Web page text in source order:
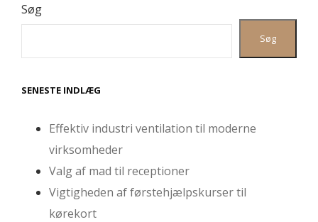
Søg
Søg
SENESTE INDLÆG
Effektiv industri ventilation til moderne
virksomheder
Valg af mad til receptioner
Vigtigheden af førstehjælpskurser til
kørekort